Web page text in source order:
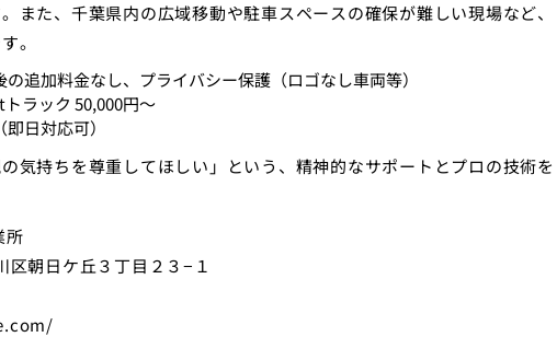
また、千葉県内の広域移動や駐車スペースの確保が難しい現場など、
。
追加料金なし、プライバシー保護（ロゴなし車両等）
ラック 50,000円〜
日対応可）
気持ちを尊重してほしい」という、精神的なサポートとプロの技術を
所
朝日ケ丘３丁目２３−１